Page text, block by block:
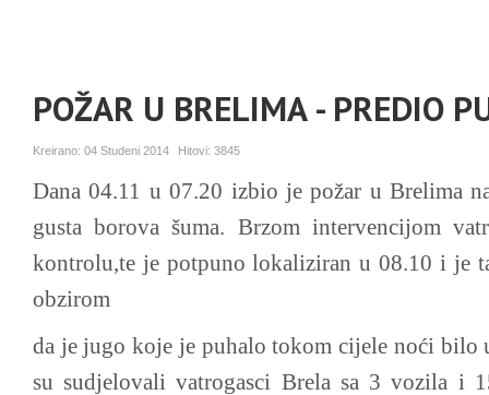
POŽAR U BRELIMA - PREDIO
Kreirano: 04 Studeni 2014 Hitovi: 3845
Dana 04.11 u 07.20 izbio je požar u Brelima
gusta borova šuma. Brzom intervencijom
kontrolu,te je potpuno lokaliziran u 08.10 i je
obzirom
da je jugo koje je puhalo tokom cijele noći bilo
su sudjelovali vatrogasci Brela sa 3 vozila i